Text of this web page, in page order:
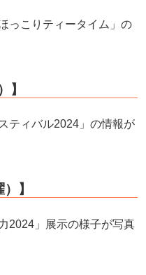
っこりティータイム」の
】
ティバル2024」の情報が
】
2024」展示の様子が写真